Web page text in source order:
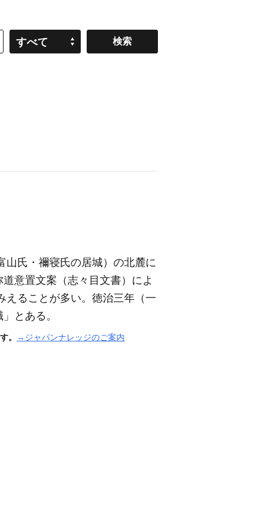
すべて
山氏・禰寝氏の居城） の北麓に
道意置文案 （志々目文書） によ
えることが多い。徳治三年 （一
とある。
。 →ジャパンナレッジのご案内